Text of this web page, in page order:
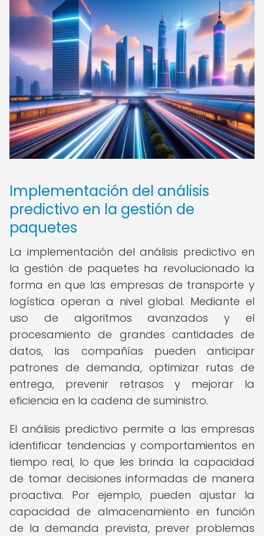
Implementación del análisis
predictivo en la gestión de
paquetes
La implementación del análisis predictivo en
la gestión de paquetes ha revolucionado la
forma en que las empresas de transporte y
logística operan a nivel global. Mediante el
uso de algoritmos avanzados y el
procesamiento de grandes cantidades de
datos, las compañías pueden anticipar
patrones de demanda, optimizar rutas de
entrega, prevenir retrasos y mejorar la
eficiencia en la cadena de suministro.
El análisis predictivo permite a las empresas
identificar tendencias y comportamientos en
tiempo real, lo que les brinda la capacidad
de tomar decisiones informadas de manera
proactiva. Por ejemplo, pueden ajustar la
capacidad de almacenamiento en función
de la demanda prevista, prever problemas